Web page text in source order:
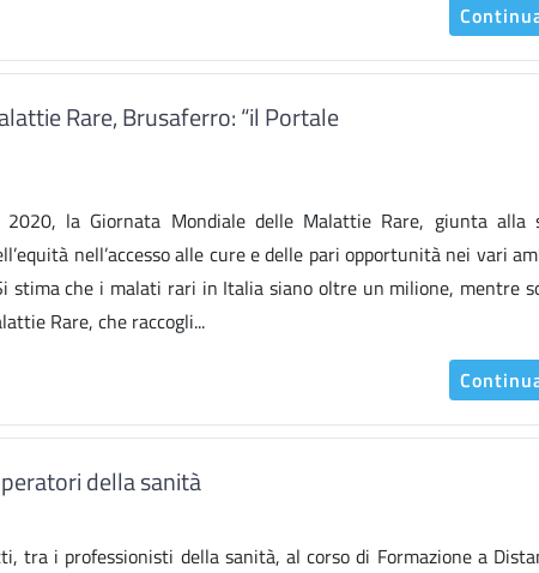
Rare, Brusaferro: “il Portale
la Giornata Mondiale delle Malattie Rare, giunta alla
nell’accesso alle cure e delle pari opportunità nei vari
stima che i malati rari in Italia siano oltre un milione, mentre
Rare, che raccogli...
della sanità
tra i professionisti della sanità, al corso di Formazione a